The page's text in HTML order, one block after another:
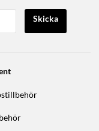
Skicka